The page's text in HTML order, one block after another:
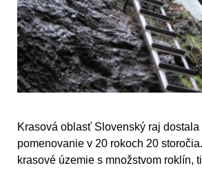
Krasová oblasť Slovenský raj dostala
pomenovanie v 20 rokoch 20
krasové územie s množstvom roklín,